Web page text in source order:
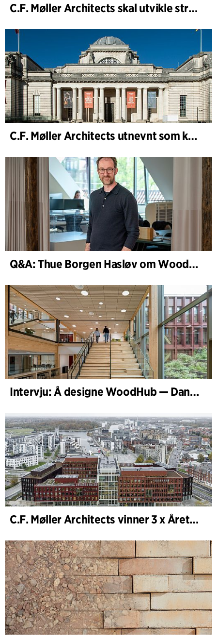
C.F. Møller Architects skal utvikle strategien for Knutepunkt Larvik og indre havn
C.F. Møller Architects utnevnt som konseptarkitekt for prosjektet National Museum Cardiff
Q&A: Thue Borgen Hasløv om WoodHub
Intervju: Å designe WoodHub — Danmarks største trebygg
C.F. Møller Architects vinner 3 x Årets Bygg 2025